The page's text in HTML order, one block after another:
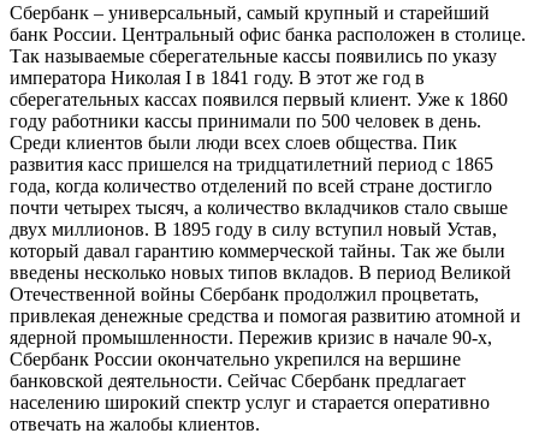
Сбербанк – универсальный, самый крупный и старейший
банк России. Центральный офис банка расположен в столице.
Так называемые сберегательные кассы появились по указу
императора Николая I в 1841 году. В этот же год в
сберегательных кассах появился первый клиент. Уже к 1860
году работники кассы принимали по 500 человек в день.
Среди клиентов были люди всех слоев общества. Пик
развития касс пришелся на тридцатилетний период с 1865
года, когда количество отделений по всей стране достигло
почти четырех тысяч, а количество вкладчиков стало свыше
двух миллионов. В 1895 году в силу вступил новый Устав,
который давал гарантию коммерческой тайны. Так же были
введены несколько новых типов вкладов. В период Великой
Отечественной войны Сбербанк продолжил процветать,
привлекая денежные средства и помогая развитию атомной и
ядерной промышленности. Пережив кризис в начале 90-х,
Сбербанк России окончательно укрепился на вершине
банковской деятельности. Сейчас Сбербанк предлагает
населению широкий спектр услуг и старается оперативно
отвечать на жалобы клиентов.